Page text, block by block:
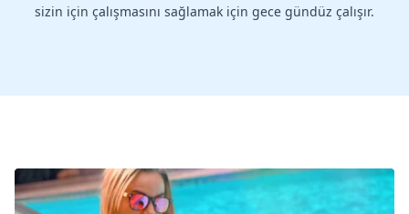
sizin için çalışmasını sağlamak için gece gündüz çalışır.